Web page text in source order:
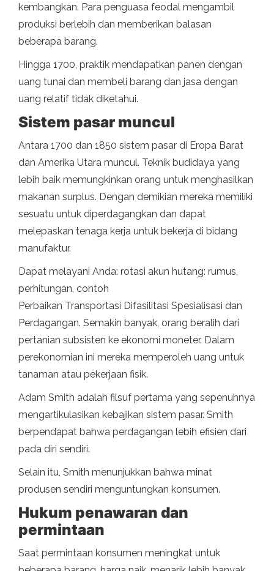
kembangkan. Para penguasa feodal mengambil
produksi berlebih dan memberikan balasan
beberapa barang.
Hingga 1700, praktik mendapatkan panen dengan
uang tunai dan membeli barang dan jasa dengan
uang relatif tidak diketahui.
Sistem pasar muncul
Antara 1700 dan 1850 sistem pasar di Eropa Barat
dan Amerika Utara muncul. Teknik budidaya yang
lebih baik memungkinkan orang untuk menghasilkan
makanan surplus. Dengan demikian mereka memiliki
sesuatu untuk diperdagangkan dan dapat
melepaskan tenaga kerja untuk bekerja di bidang
manufaktur.
Dapat melayani Anda: rotasi akun hutang: rumus,
perhitungan, contoh
Perbaikan Transportasi Difasilitasi Spesialisasi dan
Perdagangan. Semakin banyak, orang beralih dari
pertanian subsisten ke ekonomi moneter. Dalam
perekonomian ini mereka memperoleh uang untuk
tanaman atau pekerjaan fisik.
Adam Smith adalah filsuf pertama yang sepenuhnya
mengartikulasikan kebajikan sistem pasar. Smith
berpendapat bahwa perdagangan lebih efisien dari
pada diri sendiri.
Selain itu, Smith menunjukkan bahwa minat
produsen sendiri menguntungkan konsumen.
Hukum penawaran dan
permintaan
Saat permintaan konsumen meningkat untuk